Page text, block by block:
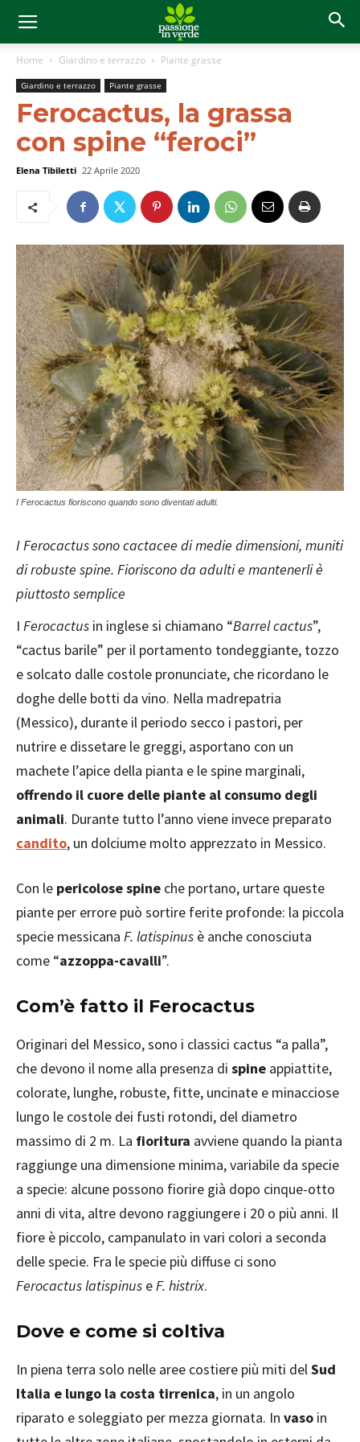
Home Giardino e terrazzo Piante grasse
Giardino e terrazzo Piante grasse
Ferocactus, la grassa
con spine “feroci”
Elena Tibiletti 22 Aprile 2020
I Ferocactus fioriscono quando sono diventati adulti.
I Ferocactus sono cactacee di medie dimensioni, muniti
di robuste spine. Fioriscono da adulti e mantenerli è
piuttosto semplice
I Ferocactus in inglese si chiamano “Barrel cactus”,
“cactus barile” per il portamento tondeggiante, tozzo
e solcato dalle costole pronunciate, che ricordano le
doghe delle botti da vino. Nella madrepatria
(Messico), durante il periodo secco i pastori, per
nutrire e dissetare le greggi, asportano con un
machete l’apice della pianta e le spine marginali,
offrendo il cuore delle piante al consumo degli
animali. Durante tutto l’anno viene invece preparato
candito, un dolciume molto apprezzato in Messico.
Con le pericolose spine che portano, urtare queste
piante per errore può sortire ferite profonde: la piccola
specie messicana F. latispinus è anche conosciuta
come “azzoppa-cavalli”.
Com’è fatto il Ferocactus
Originari del Messico, sono i classici cactus “a palla”,
che devono il nome alla presenza di spine appiattite,
colorate, lunghe, robuste, fitte, uncinate e minacciose
lungo le costole dei fusti rotondi, del diametro
massimo di 2 m. La fioritura avviene quando la pianta
raggiunge una dimensione minima, variabile da specie
a specie: alcune possono fiorire già dopo cinque-otto
anni di vita, altre devono raggiungere i 20 o più anni. Il
fiore è piccolo, campanulato in vari colori a seconda
delle specie. Fra le specie più diffuse ci sono
Ferocactus latispinus eF. histrix.
Dove e come si coltiva
In piena terra solo nelle aree costiere più miti delSud
Italia e lungo la costa tirrenica, in un angolo
riparato e soleggiato per mezza giornata. In vaso in